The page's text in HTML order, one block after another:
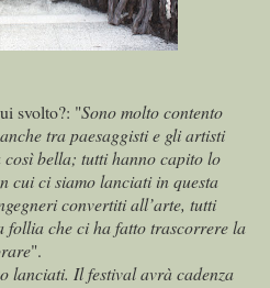
svolto?: "Sono molto contento
tra paesaggisti e gli artisti
così bella; tutti hanno capito lo
cui ci siamo lanciati in questa
convertiti all’arte, tutti
follia che ci ha fatto trascorrere la
".
lanciati. Il festival avrà cadenza